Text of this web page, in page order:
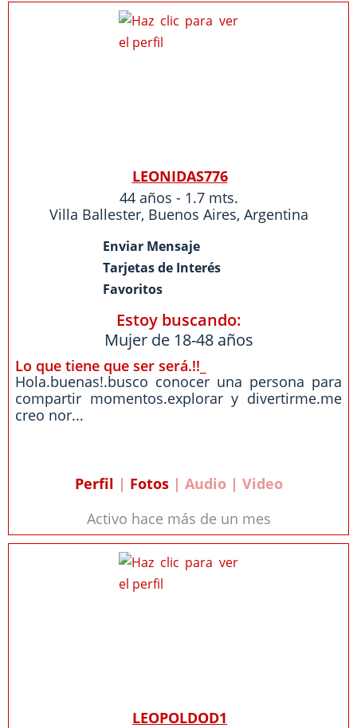
LEONIDAS776
44 años - 1.7 mts.
Villa Ballester, Buenos Aires, Argentina
Enviar Mensaje
Tarjetas de Interés
Favoritos
Estoy buscando:
Mujer de 18-48 años
Lo que tiene que ser será.!!_
Hola.buenas!.busco conocer una persona para
compartir momentos.explorar y divertirme.me
creo nor...
Perfil | Fotos| Audio | Video
Activo hace más de un mes
LEOPOLDOD1